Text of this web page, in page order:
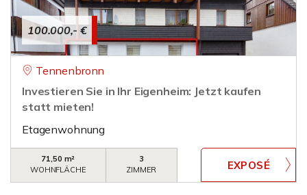
100.000,- €
Tennenbronn
Investieren Sie in Ihr Eigenheim: Jetzt kaufen
statt mieten!
Etagenwohnung
71,50 m²
WOHNFLÄCHE
3
ZIMMER